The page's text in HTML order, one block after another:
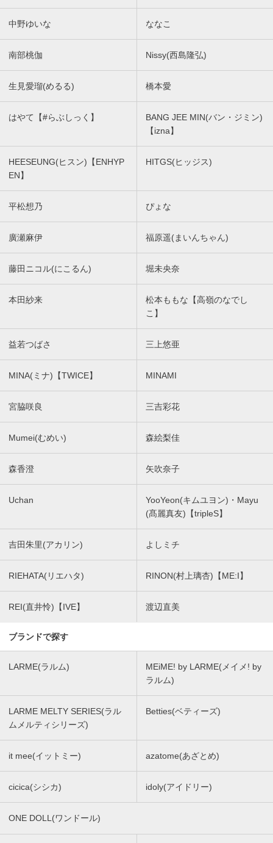
中野ゆいな ななこ
南部桃伽 Nissy(西島隆弘)
生見愛瑠(めるる) 橋本愛
はやて【#らぶしっく】
BANG JEE MIN(バン・ジミン)
【izna】
HEESEUNG(ヒスン)【ENHYP
EN】
HITGS(ヒッジス)
平松想乃 ぴょな
廣瀬麻伊 福原遥(まいんちゃん)
藤田ニコル(にこるん) 堀未央奈
本田紗来
松本ももな【高嶺のなでし
こ】
益若つばさ 三上悠亜
MINA(ミナ)【TWICE】 MINAMI
宮脇咲良 三吉彩花
Mumei(むめい) 森絵梨佳
森香澄 矢吹奈子
Uchan
YooYeon(キムユヨン)・Mayu
(髙麗真友)【tripleS】
吉田朱里(アカリン) よしミチ
RIEHATA(リエハタ) RINON(村上璃杏)【ME:I】
REI(直井怜)【IVE】 渡辺直美
ブランドで探す
LARME(ラルム)
MEiME! by LARME(メイメ! by
ラルム)
LARME MELTY SERIES(ラル
ムメルティシリーズ)
Betties(ベティーズ)
it mee(イットミー) azatome(あざとめ)
cicica(シシカ) idoly(アイドリー)
ONE DOLL(ワンドール)